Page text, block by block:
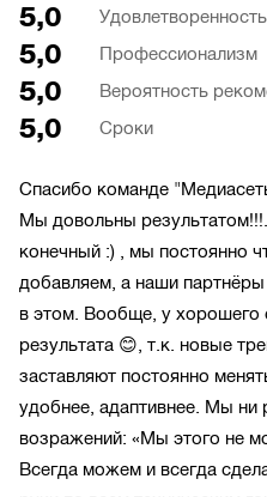
5,0 Удовлетворенность
5,0 Профессионализм
5,0 Вероятность
5,0 Сроки
Спасибо команде
Мы довольны
конечный :) , мы постоянно
добавляем, а наши
в этом. Вообще, у хорошего
результата 😊, т.к. новые
заставляют постоянно
удобнее, адаптивнее. Мы ни
возражений: «Мы этого не
Всегда можем и всегда